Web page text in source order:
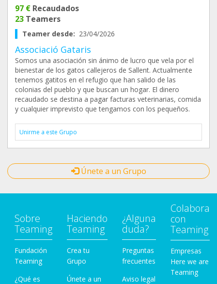
97 € Recaudados
23 Teamers
Teamer desde: 23/04/2026
Associació Gataris
Somos una asociación sin ánimo de lucro que vela por el
bienestar de los gatos callejeros de Sallent. Actualmente
tenemos gatitos en el refugio que han salido de las
colonias del pueblo y que buscan un hogar. El dinero
recaudado se destina a pagar facturas veterinarias, comida
y cualquier imprevisto que tengamos con los pequeños.
Unirme a este Grupo
Únete a un Grupo
Sobre
Teaming
Fundación
Teaming
¿Qué es
Haciendo
Teaming
Crea tu
Grupo
Únete a un
¿Alguna
duda?
Preguntas
frecuentes
Aviso legal
Colabora
con
Teaming
Empresas
Here we are
Teaming